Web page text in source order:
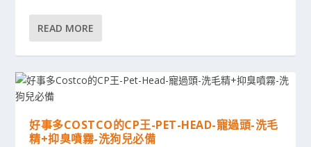
READ MORE
好事多COSTCO的CP王-PET-HEAD-寵過頭-洗毛
精+抑臭噴霧-洗狗兒必備